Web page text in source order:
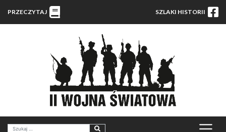
PRZECZYTAJ SZLAKI HISTORII